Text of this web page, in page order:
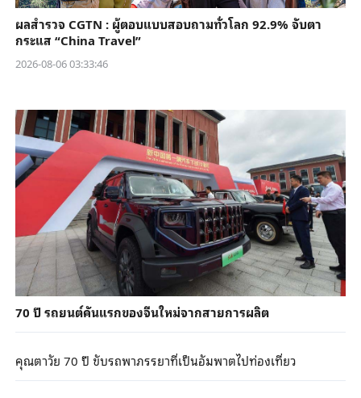
ผลสำรวจ CGTN : ผู้ตอบแบบสอบถามทั่วโลก 92.9% จับตา
กระแส “China Travel”
2026-08-06 03:33:46
70 ปี รถยนต์คันแรกของจีนใหม่จากสายการผลิต
คุณตาวัย 70 ปี ขับรถพาภรรยาที่เป็นอัมพาตไปท่องเที่ยว